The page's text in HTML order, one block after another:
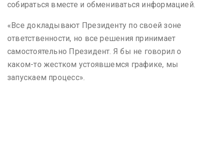
собираться вместе и обмениваться информацией.
«Все докладывают Президенту по своей зоне
ответственности, но все решения принимает
самостоятельно Президент. Я бы не говорил о
каком-то жестком устоявшемся графике, мы
запускаем процесс».